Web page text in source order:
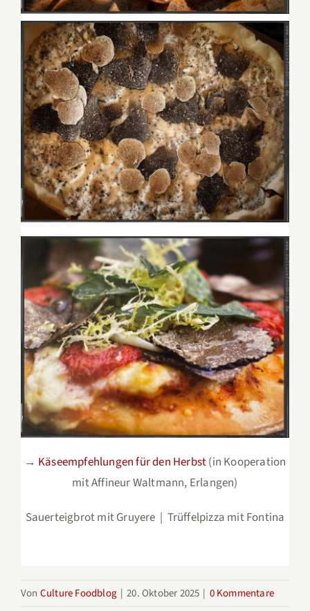
→ Käseempfehlungen für den Herbst(in Kooperation
mit Affineur Waltmann, Erlangen)
Sauerteigbrot mit Gruyere | Trüffelpizza mit Fontina
Von Culture Foodblog | 20. Oktober 2025 | 0 Kommentare